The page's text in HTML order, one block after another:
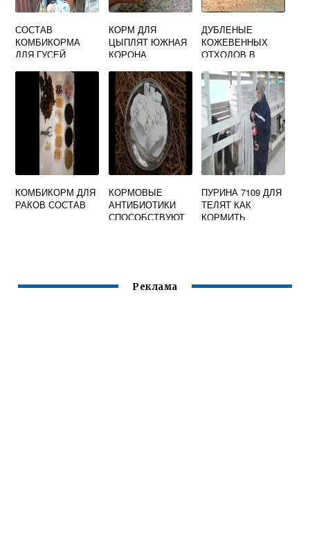
СОСТАВ
КОМБИКОРМА
ДЛЯ ГУСЕЙ
КОРМ ДЛЯ
ЦЫПЛЯТ ЮЖНАЯ
КОРОНА
ДУБЛЕНЫЕ
КОЖЕВЕННЫХ
ОТХОДОВ В
БРОЙЛЕРОВ
МАЛЬЦЕВА
КОМБИКОРМ ДЛЯ
РАКОВ СОСТАВ
КОРМОВЫЕ
АНТИБИОТИКИ
СПОСОБСТВУЮТ
ПУРИНА 7109 ДЛЯ
ТЕЛЯТ КАК
КОРМИТЬ
Реклама